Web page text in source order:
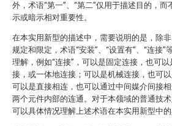
外，术语“第一”、“第二”仅用于描述目的，而
示或暗示相对重要性。
在本实用新型的描述中，需要说明的是，除
规定和限定，术语“安装”、“设置有”、“连接”
理解，例如“连接”，可以是固定连接，也可
接，或一体地连接；可以是机械连接，也可以
可以是直接相连，也可以通过中间媒介间接
两个元件内部的连通。对于本领域的普通技术
可以具体情况理解上述术语在本实用新型中的